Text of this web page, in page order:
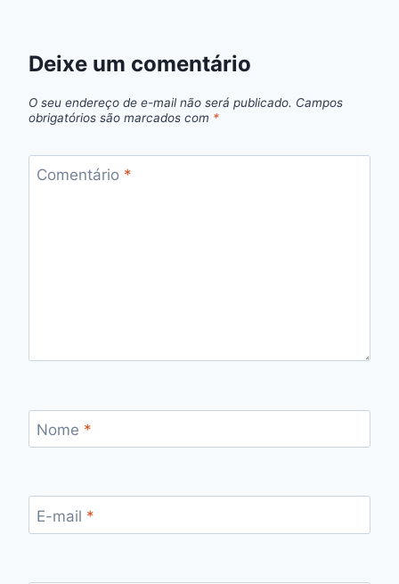
Deixe um comentário
O seu endereço de e-mail não será publicado. Campos
obrigatórios são marcados com *
Comentário *
Nome *
E-mail *